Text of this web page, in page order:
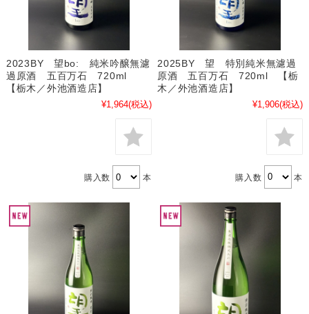
2023BY 望bo: 純米吟醸無濾
過原酒 五百万石 720ml
【栃木／外池酒造店】
¥1,964(税込)
購入数 本
2025BY 望 特別純米無濾過
原酒 五百万石 720ml 【栃
木／外池酒造店】
¥1,906(税込)
購入数 本